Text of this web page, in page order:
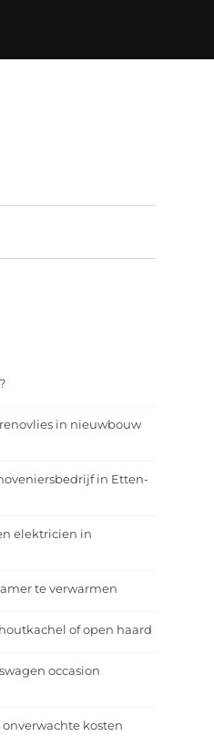
in nieuwbouw
in Etten-
elektricien in
te verwarmen
of open haard
occasion
kosten